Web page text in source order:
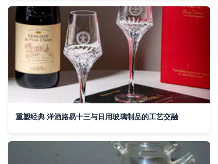
重塑经典 洋酒路易十三与日用玻璃制品的工艺交融